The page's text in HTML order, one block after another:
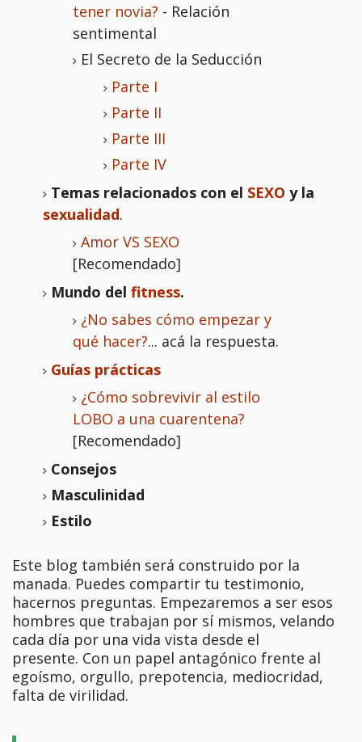
tener novia? - Relación
sentimental
El Secreto de la Seducción
Parte I
Parte II
Parte III
Parte IV
Temas relacionados con el SEXO y la
sexualidad.
Amor VS SEXO
[Recomendado]
Mundo del fitness.
¿No sabes cómo empezar y
qué hacer?... acá la respuesta.
Guías prácticas
¿Cómo sobrevivir al estilo
LOBO a una cuarentena?
[Recomendado]
Consejos
Masculinidad
Estilo
Este blog también será construido por la
manada. Puedes compartir tu testimonio,
hacernos preguntas. Empezaremos a ser esos
hombres que trabajan por sí mismos, velando
cada día por una vida vista desde el
presente. Con un papel antagónico frente al
egoísmo, orgullo, prepotencia, mediocridad,
falta de virilidad.